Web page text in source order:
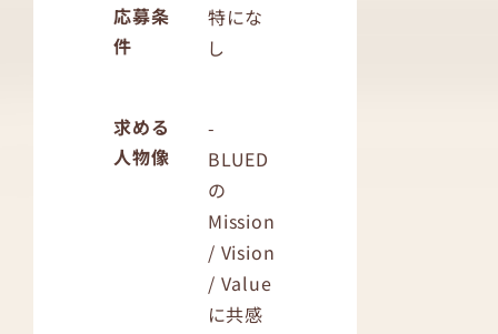
応募条
件
特にな
し
求める
人物像
-
BLUED
の
Mission
/ Vision
/ Value
に共感